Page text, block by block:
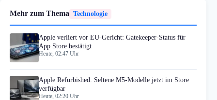
Mehr zum Thema Technologie
Apple verliert vor EU-Gericht: Gatekeeper-Status für
App Store bestätigt
Heute, 02:47 Uhr
Apple Refurbished: Seltene M5-Modelle jetzt im Store
verfügbar
Heute, 02:20 Uhr